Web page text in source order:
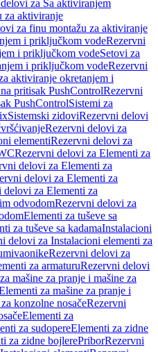
za Sa aktiviranjem
za aktiviranje
za finu montažu za aktiviranje
i priključkom vodeRezervni
i priključkom vodeSetovi za
i priključkom vodeRezervni
aktiviranje okretanjem i
pritisak PushControlRezervni
PushControlSistemi za
Sistemski zidoviRezervni delovi
Rezervni delovi za
elementiRezervni delovi za
Rezervni delovi za Elementi za
delovi za Elementi za
delovi za Elementi za
delovi za Elementi za
odvodomRezervni delovi za
Elementi za tuševe sa
za tuševe sa kadamaInstalacioni
delovi za Instalacioni elementi za
Rezervni delovi za
za armaturuRezervni delovi
mašine za pranje i mašine za
za mašine za pranje i
konzolne nosačeRezervni
Elementi za
za sudopereElementi za zidne
za zidne bojlerePriborRezervni